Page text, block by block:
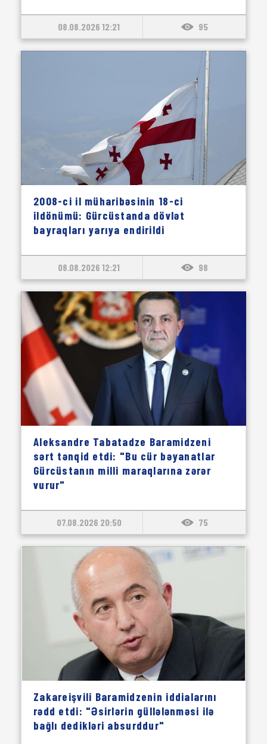
08.08.2026 12:21 95
2008-ci il müharibəsinin 18-ci
ildönümü: Gürcüstanda dövlət
bayraqları yarıya endirildi
08.08.2026 12:21 98
Aleksandre Tabatadze Baramidzeni
sərt tənqid etdi: "Bu cür bəyanatlar
Gürcüstanın milli maraqlarına zərər
vurur"
07.08.2026 20:50 75
Zakareişvili Baramidzenin iddialarını
rədd etdi: "Əsirlərin güllələnməsi ilə
bağlı dedikləri absurddur"